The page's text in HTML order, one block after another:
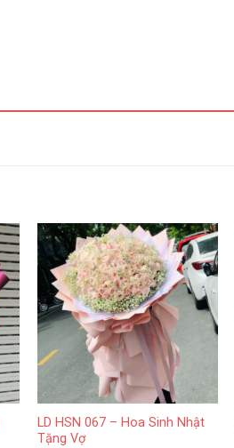
LD HSN 067 – Hoa Sinh Nhật
Tặng Vợ